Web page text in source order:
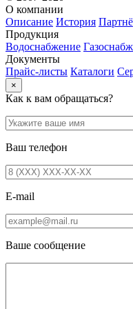
О компании
Описание История
Продукция
Водоснабжение
Документы
Прайс-листы Каталоги
×
Как к вам обращаться?
Ваш телефон
E-mail
Ваше сообщение